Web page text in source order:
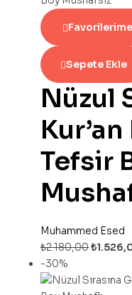
Sepete Ekle
Nüzul
Tefsir
Muhammed Esed
₺2.180,00₺
-30%